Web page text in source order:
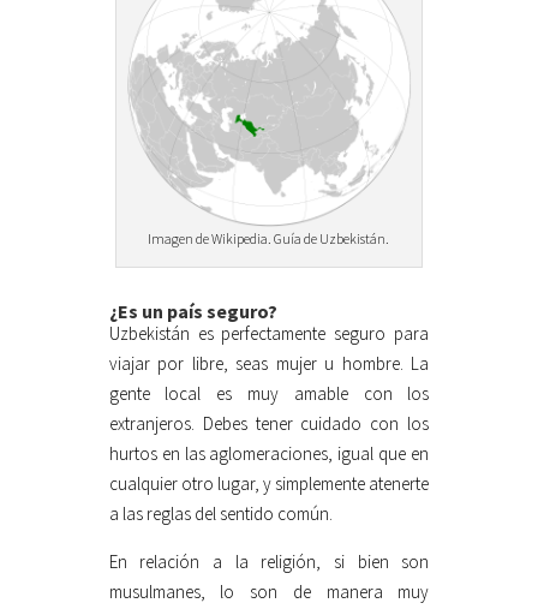
Imagen de Wikipedia. Guía de Uzbekistán.
¿Es un país seguro?
Uzbekistán es perfectamente seguro para
viajar por libre, seas mujer u hombre. La
gente local es muy amable con los
extranjeros. Debes tener cuidado con los
hurtos en las aglomeraciones, igual que en
cualquier otro lugar, y simplemente atenerte
a las reglas del sentido común.
En relación a la religión, si bien son
musulmanes, lo son de manera muy